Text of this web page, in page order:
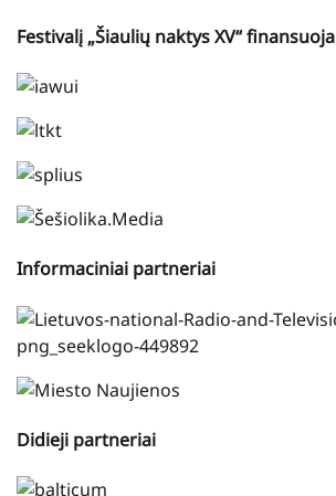
Festivalį „Šiaulių naktys XV“ finansuoja
Informaciniai partneriai
Didieji partneriai